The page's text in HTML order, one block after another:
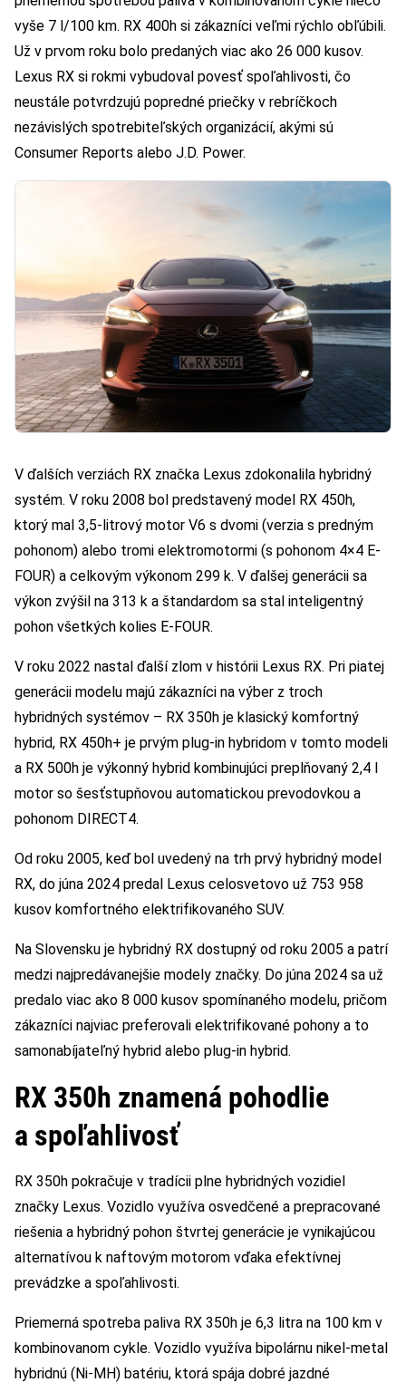
vyše 7 l/100 km. RX 400h si zákazníci veľmi rýchlo obľúbili.
Už v prvom roku bolo predaných viac ako 26 000 kusov.
Lexus RX si rokmi vybudoval povesť spoľahlivosti, čo
neustále potvrdzujú popredné priečky v rebríčkoch
nezávislých spotrebiteľských organizácií, akými sú
Consumer Reports alebo J.D. Power.
V ďalších verziách RX značka Lexus zdokonalila hybridný
systém. V roku 2008 bol predstavený model RX 450h,
ktorý mal 3,5-litrový motor V6 s dvomi (verzia s predným
pohonom) alebo tromi elektromotormi (s pohonom 4×4 E-
FOUR) a celkovým výkonom 299 k. V ďalšej generácii sa
výkon zvýšil na 313 k a štandardom sa stal inteligentný
pohon všetkých kolies E-FOUR.
V roku 2022 nastal ďalší zlom v histórii Lexus RX. Pri piatej
generácii modelu majú zákazníci na výber z troch
hybridných systémov – RX 350h je klasický komfortný
hybrid, RX 450h+ je prvým plug-in hybridom v tomto modeli
a RX 500h je výkonný hybrid kombinujúci preplňovaný 2,4 l
motor so šesťstupňovou automatickou prevodovkou a
pohonom DIRECT4.
Od roku 2005, keď bol uvedený na trh prvý hybridný model
RX, do júna 2024 predal Lexus celosvetovo už 753 958
kusov komfortného elektrifikovaného SUV.
Na Slovensku je hybridný RX dostupný od roku 2005 a patrí
medzi najpredávanejšie modely značky. Do júna 2024 sa už
predalo viac ako 8 000 kusov spomínaného modelu, pričom
zákazníci najviac preferovali elektrifikované pohony a to
samonabíjateľný hybrid alebo plug-in hybrid.
RX 350h znamená pohodlie
a spoľahlivosť
RX 350h pokračuje v tradícii plne hybridných vozidiel
značky Lexus. Vozidlo využíva osvedčené a prepracované
riešenia a hybridný pohon štvrtej generácie je vynikajúcou
alternatívou k naftovým motorom vďaka efektívnej
prevádzke a spoľahlivosti.
Priemerná spotreba paliva RX 350h je 6,3 litra na 100 km v
kombinovanom cykle. Vozidlo využíva bipolárnu nikel-metal
hybridnú (Ni-MH) batériu, ktorá spája dobré jazdné